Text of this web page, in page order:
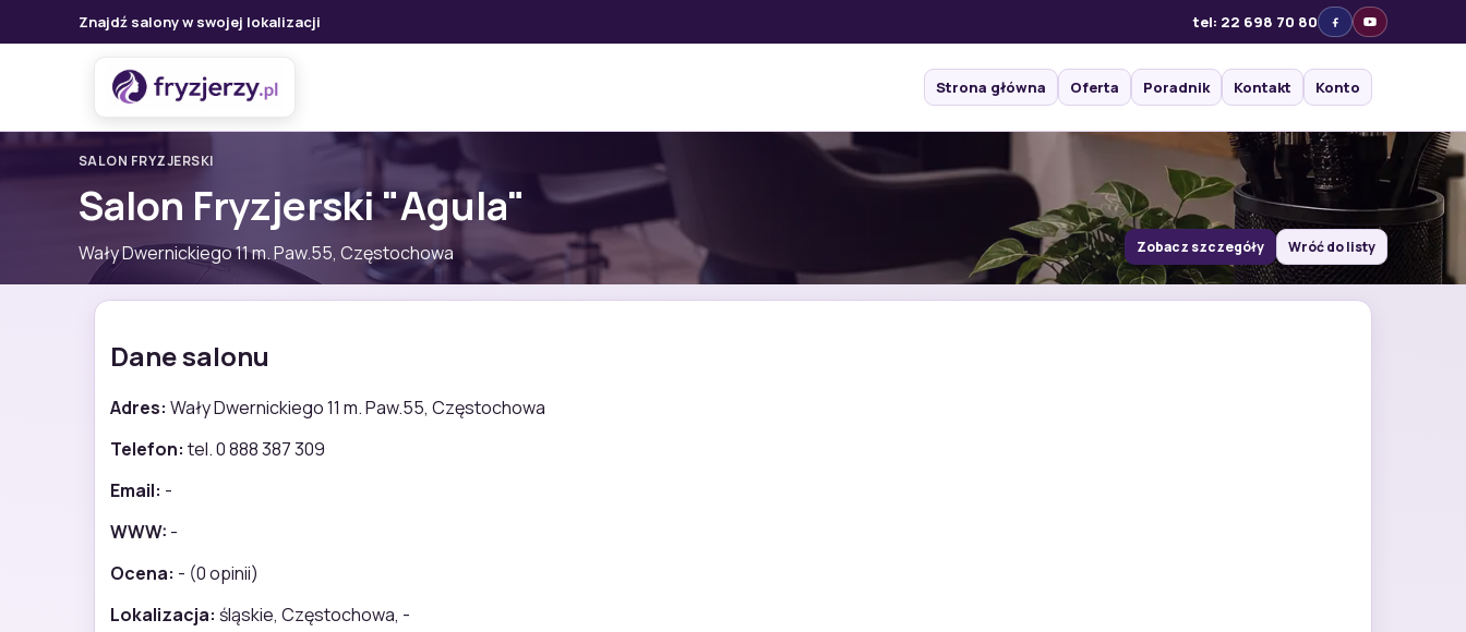
Znajdź salony w swojej lokalizacji tel: 22 698 70 80
Strona główna Oferta Poradnik Kontakt Konto
SALON FRYZJERSKI
Salon Fryzjerski "Agula"
Wały Dwernickiego 11 m. Paw.55, Częstochowa Zobacz szczegóły Wróć do listy
Dane salonu
Adres: Wały Dwernickiego 11 m. Paw.55, Częstochowa
Telefon: tel. 0 888 387 309
Email: -
WWW: -
Ocena: - (0 opinii)
Lokalizacja: śląskie, Częstochowa, -